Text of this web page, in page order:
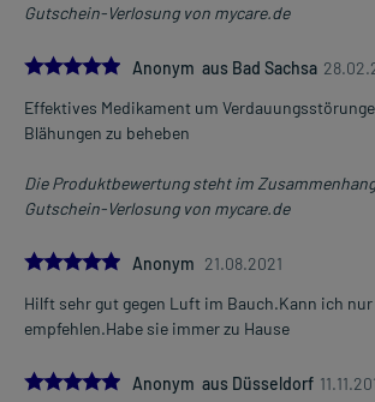
Gutschein-Verlosung von mycare.de
5.0Anonym aus Bad Sachsa
Effektives Medikament um
Blähungen zu beheben
Die Produktbewertung steht im
Gutschein-Verlosung von mycare.de
5.0Anonym 21.08.2021
Hilft sehr gut gegen Luft im Bauch.Kann ich nur
empfehlen.Habe sie immer zu Hause
5.0Anonym aus Düsseldorf